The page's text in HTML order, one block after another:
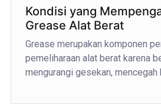
Kondisi yang
Grease Alat Berat
Grease merupakan komponen
pemeliharaan alat berat karena
mengurangi gesekan, mencegah